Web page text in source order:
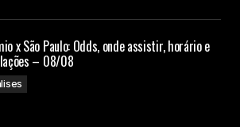
x São Paulo: Odds, onde assistir, horário e
– 08/08